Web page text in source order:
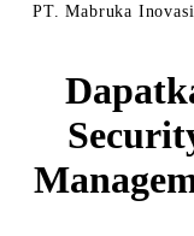
PT. Mabruka